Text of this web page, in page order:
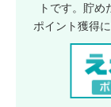
トです。貯め
ポイント獲得